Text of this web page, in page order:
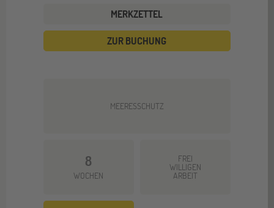
MERKZETTEL
ZUR BUCHUNG
MEERESSCHUTZ
8
WOCHEN
FREI
WILLIGEN
ARBEIT